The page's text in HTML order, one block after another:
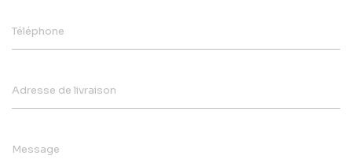
Téléphone
Adresse de livraison
Message